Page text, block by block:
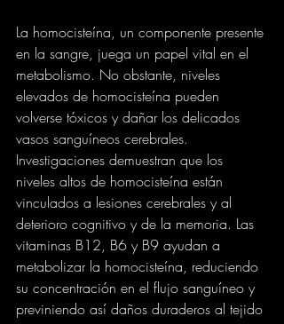
La homocisteína, un componente presente
en la sangre, juega un papel vital en el
metabolismo. No obstante, niveles
elevados de homocisteína pueden
volverse tóxicos y dañar los delicados
vasos sanguíneos cerebrales.
Investigaciones demuestran que los
niveles altos de homocisteína están
vinculados a lesiones cerebrales y al
deterioro cognitivo y de la memoria. Las
vitaminas B12, B6 y B9 ayudan a
metabolizar la homocisteína, reduciendo
su concentración en el flujo sanguíneo y
previniendo así daños duraderos al tejido